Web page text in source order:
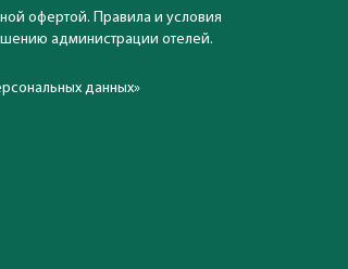
офертой. Правила и условия
администрации отелей.
данных»